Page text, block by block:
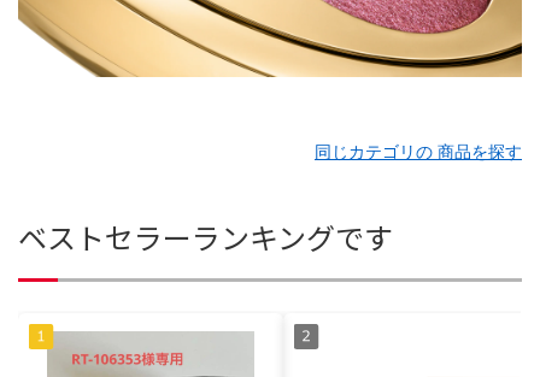
同じカテゴリの 商品を探す
ベストセラーランキングです